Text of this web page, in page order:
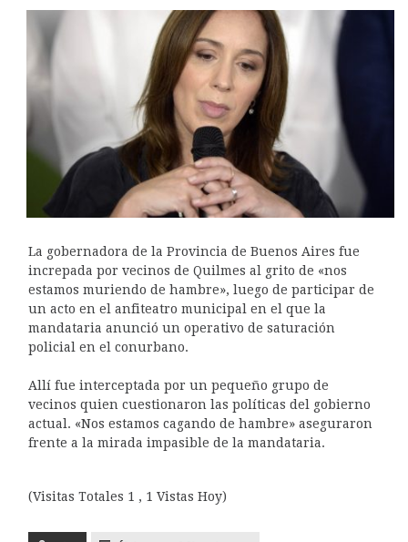
La gobernadora de la Provincia de Buenos Aires fue
increpada por vecinos de Quilmes al grito de «nos
estamos muriendo de hambre», luego de participar de
un acto en el anfiteatro municipal en el que la
mandataria anunció un operativo de saturación
policial en el conurbano.
Allí fue interceptada por un pequeño grupo de
vecinos quien cuestionaron las políticas del gobierno
actual. «Nos estamos cagando de hambre» aseguraron
frente a la mirada impasible de la mandataria.
(Visitas Totales 1 , 1 Vistas Hoy)